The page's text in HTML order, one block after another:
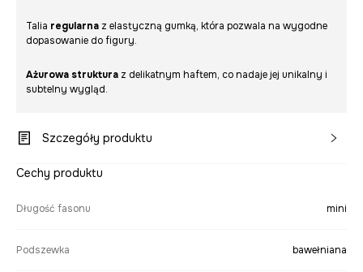
Talia regularna z elastyczną gumką, która pozwala na wygodne
dopasowanie do figury.
Ażurowa struktura z delikatnym haftem, co nadaje jej unikalny i
subtelny wygląd.
Szczegóły produktu
Cechy produktu
Długość fasonu mini
Podszewka bawełniana